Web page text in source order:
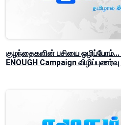
குழந்தைகளின் பசியை ஒழிப்போம்...
ENOUGH Campaign